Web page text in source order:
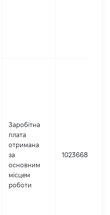
Заробітна
плата
отримана
за
основним
місцем
роботи
1023668